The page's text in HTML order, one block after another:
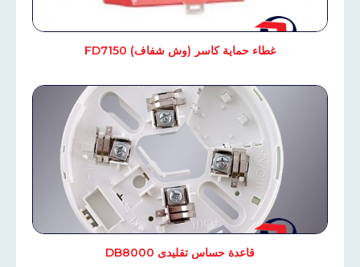
غطاء حماية كاسر (وش شفاف) FD7150
قاعدة حساس تقليدى DB8000